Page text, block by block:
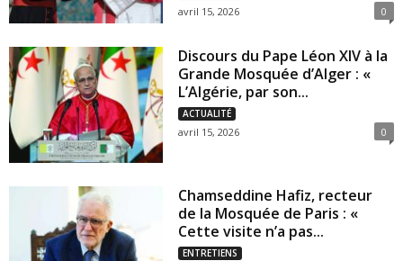
avril 15, 2026 0
Discours du Pape Léon XIV à la
Grande Mosquée d’Alger : «
L’Algérie, par son...
ACTUALITÉ
avril 15, 2026 0
Chamseddine Hafiz, recteur
de la Mosquée de Paris : «
Cette visite n’a pas...
ENTRETIENS